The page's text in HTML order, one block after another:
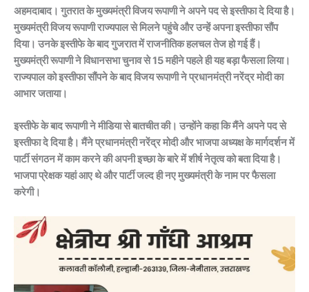
अहमदाबाद। गुतरात के मुख्यमंत्री विजय रूपाणी ने अपने पद से इस्तीफा दे दिया है।
मुख्यमंत्री विजय रूपाणी राज्यपाल से मिलने पहुंचे और उन्हें अपना इस्तीफा सौंप
दिया। उनके इस्तीफे के बाद गुजरात में राजनीतिक हलचल तेज हो गई हैं।
मुख्यमंत्री रूपाणी ने विधानसभा चुनाव से 15 महीने पहले ही यह बड़ा फैसला लिया।
राज्यपाल को इस्तीफा सौंपने के बाद विजय रूपाणी ने प्रधानमंत्री नरेंद्र मोदी का
आभार जताया।
इस्तीफे के बाद रूपाणी ने मीडिया से बातचीत की। उन्होंने कहा कि मैंने अपने पद से
इस्तीफा दे दिया है। मैंने प्रधानमंत्री नरेंद्र मोदी और भाजपा अध्यक्ष के मार्गदर्शन में
पार्टी संगठन में काम करने की अपनी इच्छा के बारे में शीर्ष नेतृत्व को बता दिया है।
भाजपा प्रेक्षक यहां आए थे और पार्टी जल्द ही नए मुख्यमंत्री के नाम पर फैसला
करेगी।